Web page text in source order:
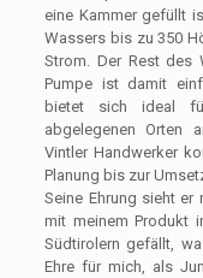
eine Kammer gefüllt
Wassers bis zu 350
Strom. Der Rest des
Pumpe ist damit
bietet sich ideal
abgelegenen Orten
Vintler Handwerker
Planung bis zur
Seine Ehrung sieht er
mit meinem Produkt
Südtirolern gefällt,
Ehre für mich, als